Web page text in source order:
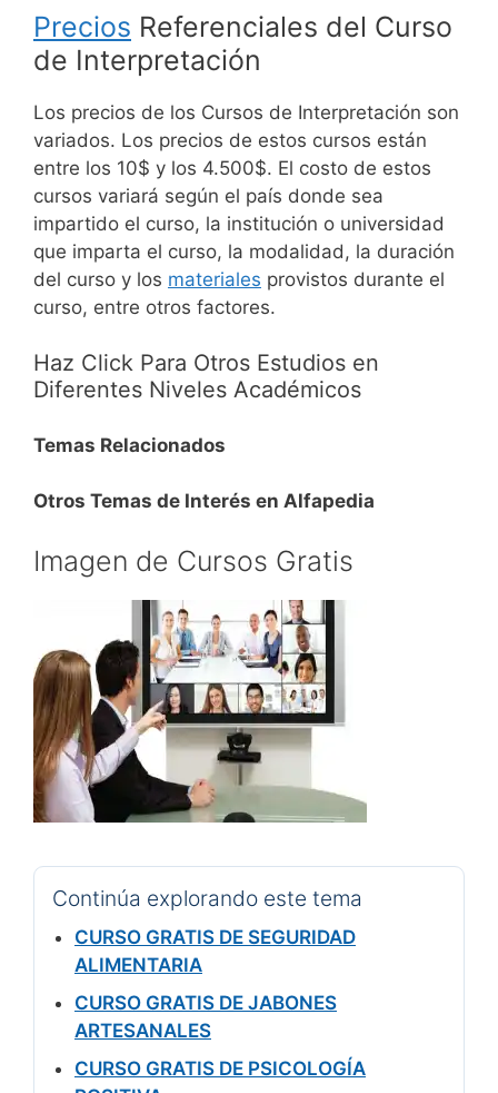
Precios Referenciales del Curso
de Interpretación
Los precios de los Cursos de Interpretación son
variados. Los precios de estos cursos están
entre los 10$ y los 4.500$. El costo de estos
cursos variará según el país donde sea
impartido el curso, la institución o universidad
que imparta el curso, la modalidad, la duración
del curso y los materiales provistos durante el
curso, entre otros factores.
Haz Click Para Otros Estudios en
Diferentes Niveles Académicos
Temas Relacionados
Otros Temas de Interés en Alfapedia
Imagen de Cursos Gratis
Continúa explorando este tema
CURSO GRATIS DE SEGURIDAD
ALIMENTARIA
CURSO GRATIS DE JABONES
ARTESANALES
CURSO GRATIS DE PSICOLOGÍA